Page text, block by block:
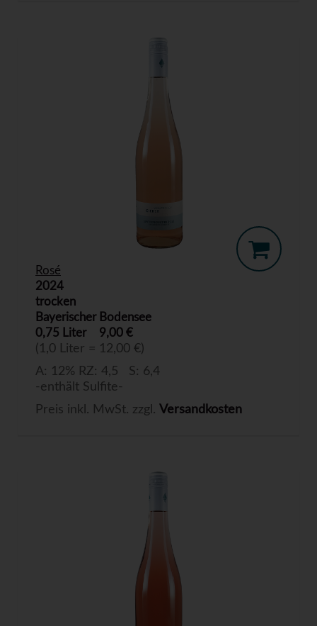
Rosé
2024
trocken
Bayerischer Bodensee
0,75 Liter
9,00 €
(1,0 Liter = 12,00 €)
A: 12% RZ: 4,5 S: 6,4
-enthält Sulfite-
Preis inkl. MwSt. zzgl. Versandkosten